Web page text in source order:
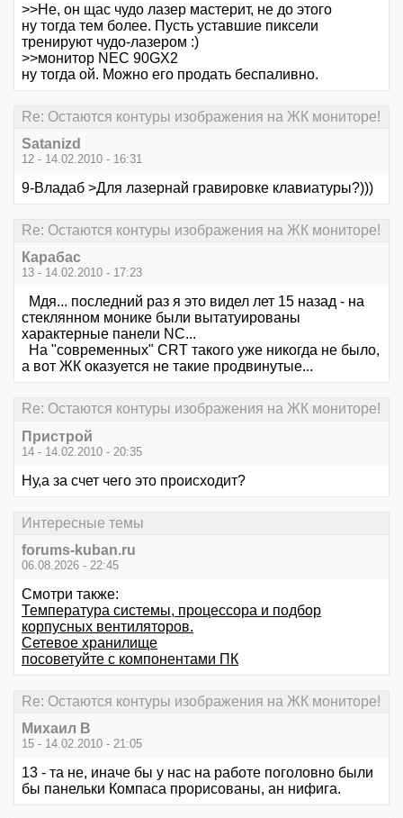
>>Не, он щас чудо лазер мастерит, не до этого
ну тогда тем более. Пусть уставшие пиксели
тренируют чудо-лазером :)
>>монитор NEC 90GX2
ну тогда ой. Можно его продать беспаливно.
Re: Остаются контуры изображения на ЖК мониторе!
Satanizd
12 - 14.02.2010 - 16:31
9-Владаб >Для лазернай гравировке клавиатуры?)))
Re: Остаются контуры изображения на ЖК мониторе!
Карабас
13 - 14.02.2010 - 17:23
Мдя... последний раз я это видел лет 15 назад - на
стеклянном монике были вытатуированы
характерные панели NC...
На "современных" CRT такого уже никогда не было,
а вот ЖК оказуется не такие продвинутые...
Re: Остаются контуры изображения на ЖК мониторе!
Пристрой
14 - 14.02.2010 - 20:35
Ну,а за счет чего это происходит?
Интересные темы
forums-kuban.ru
06.08.2026 - 22:45
Смотри также:
Температура системы, процессора и подбор
корпусных вентиляторов.
Сетевое хранилище
посоветуйте с компонентами ПК
Re: Остаются контуры изображения на ЖК мониторе!
Михаил В
15 - 14.02.2010 - 21:05
13 - та не, иначе бы у нас на работе поголовно были
бы панельки Компаса прорисованы, ан нифига.